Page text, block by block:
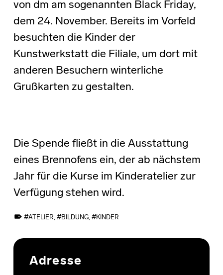
von dm am sogenannten Black Friday,
dem 24. November. Bereits im Vorfeld
besuchten die Kinder der
Kunstwerkstatt die Filiale, um dort mit
anderen Besuchern winterliche
Grußkarten zu gestalten.
Die Spende fließt in die Ausstattung
eines Brennofens ein, der ab nächstem
Jahr für die Kurse im Kinderatelier zur
Verfügung stehen wird.
ATELIER
BILDUNG, KINDER
Skip back to main navigation
Adresse